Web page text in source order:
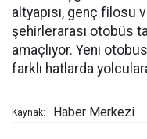
altyapısı, genç filosu
şehirlerarası otobüs
amaçlıyor. Yeni
farklı hatlarda
Kaynak: Haber Merkezi